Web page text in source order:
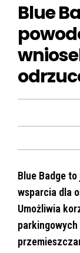
Blue
Blue Badge
wsparcia dla
Umożliwia